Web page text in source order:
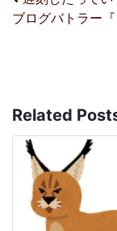
ブログバトラー
Related